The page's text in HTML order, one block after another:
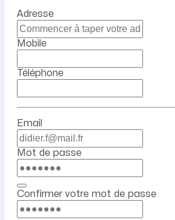
Adresse
Mobile
Téléphone
Email
Mot de passe
Confirmer votre mot de passe